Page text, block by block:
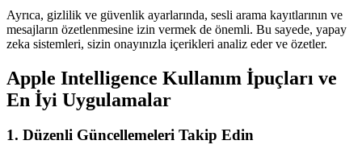
Ayrıca, gizlilik ve güvenlik ayarlarında, sesli arama kayıtlarının ve
mesajların özetlenmesine izin vermek de önemli. Bu sayede, yapay
zeka sistemleri, sizin onayınızla içerikleri analiz eder ve özetler.
Apple Intelligence Kullanım İpuçları ve
En İyi Uygulamalar
1. Düzenli Güncellemeleri Takip Edin